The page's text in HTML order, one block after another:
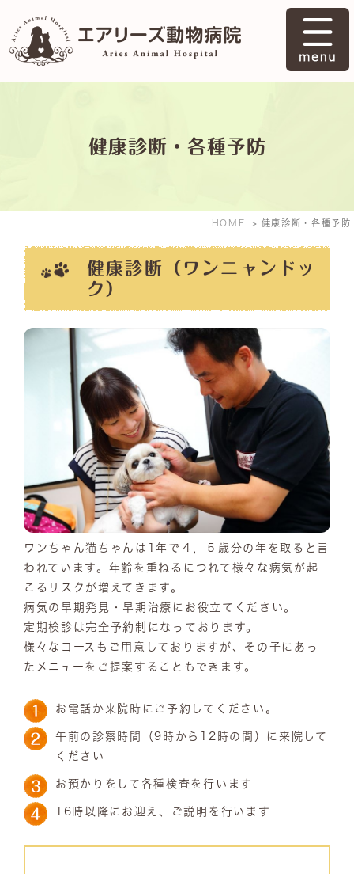
健康診断・各種予防
HOME 健康診断・各種予防
健康診断（ワンニャンドッ
ク）
ワンちゃん猫ちゃんは1年で４，５歳分の年を取ると言
われています。年齢を重ねるにつれて様々な病気が起
こるリスクが増えてきます。
病気の早期発見・早期治療にお役立てください。
定期検診は完全予約制になっております。
様々なコースもご用意しておりますが、その子にあっ
たメニューをご提案することもできます。
お電話か来院時にご予約してください。
午前の診察時間（9時から12時の間）に来院して
ください
お預かりをして各種検査を行います
16時以降にお迎え、ご説明を行います